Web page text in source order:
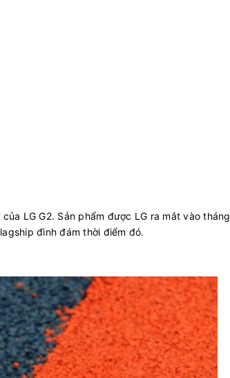
LG G2. Sản phẩm được LG ra mắt vào tháng
đình đám thời điểm đó.